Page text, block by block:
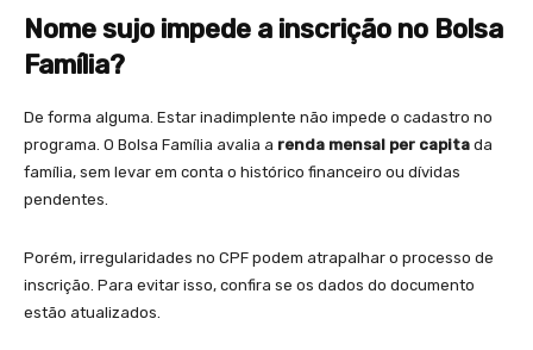
Nome sujo impede a inscrição no Bolsa
Família?
De forma alguma. Estar inadimplente não impede o cadastro no
programa. O Bolsa Família avalia a renda mensal per capita da
família, sem levar em conta o histórico financeiro ou dívidas
pendentes.
Porém, irregularidades no CPF podem atrapalhar o processo de
inscrição. Para evitar isso, confira se os dados do documento
estão atualizados.